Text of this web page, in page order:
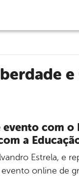
e
com o
a
Estrela, e
evento online de